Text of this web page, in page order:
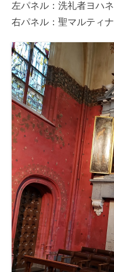
左パネル：洗礼者ヨハネ
右パネル：聖マルティナ